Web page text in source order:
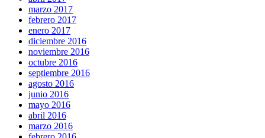
marzo 2017
febrero 2017
enero 2017
diciembre 2016
noviembre 2016
octubre 2016
septiembre 2016
agosto 2016
junio 2016
mayo 2016
abril 2016
marzo 2016